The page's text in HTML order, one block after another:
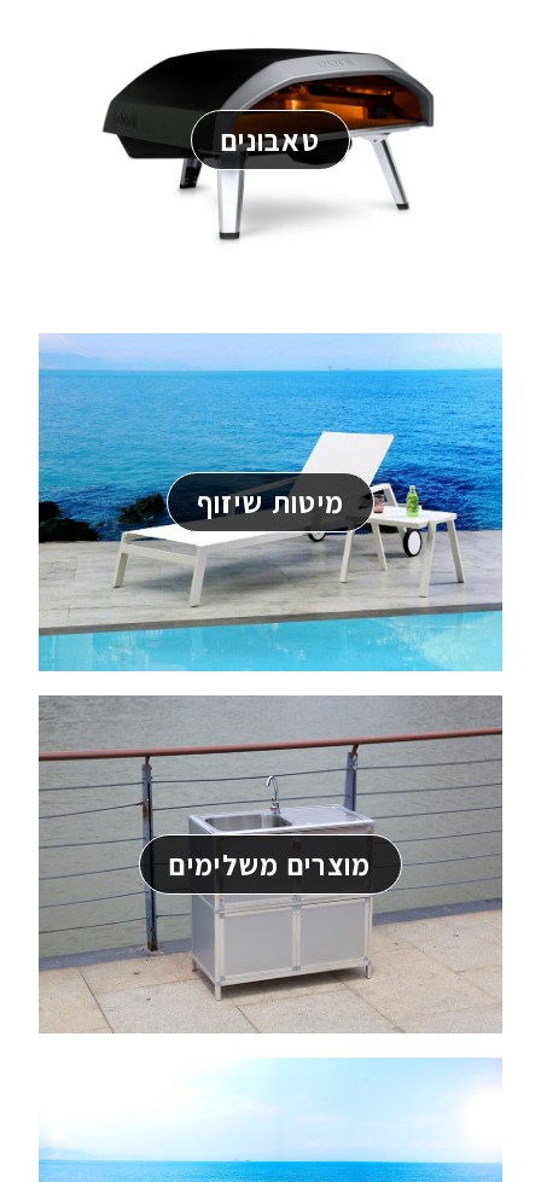
טאבונים
מיטות שיזוף
מוצרים משלימים